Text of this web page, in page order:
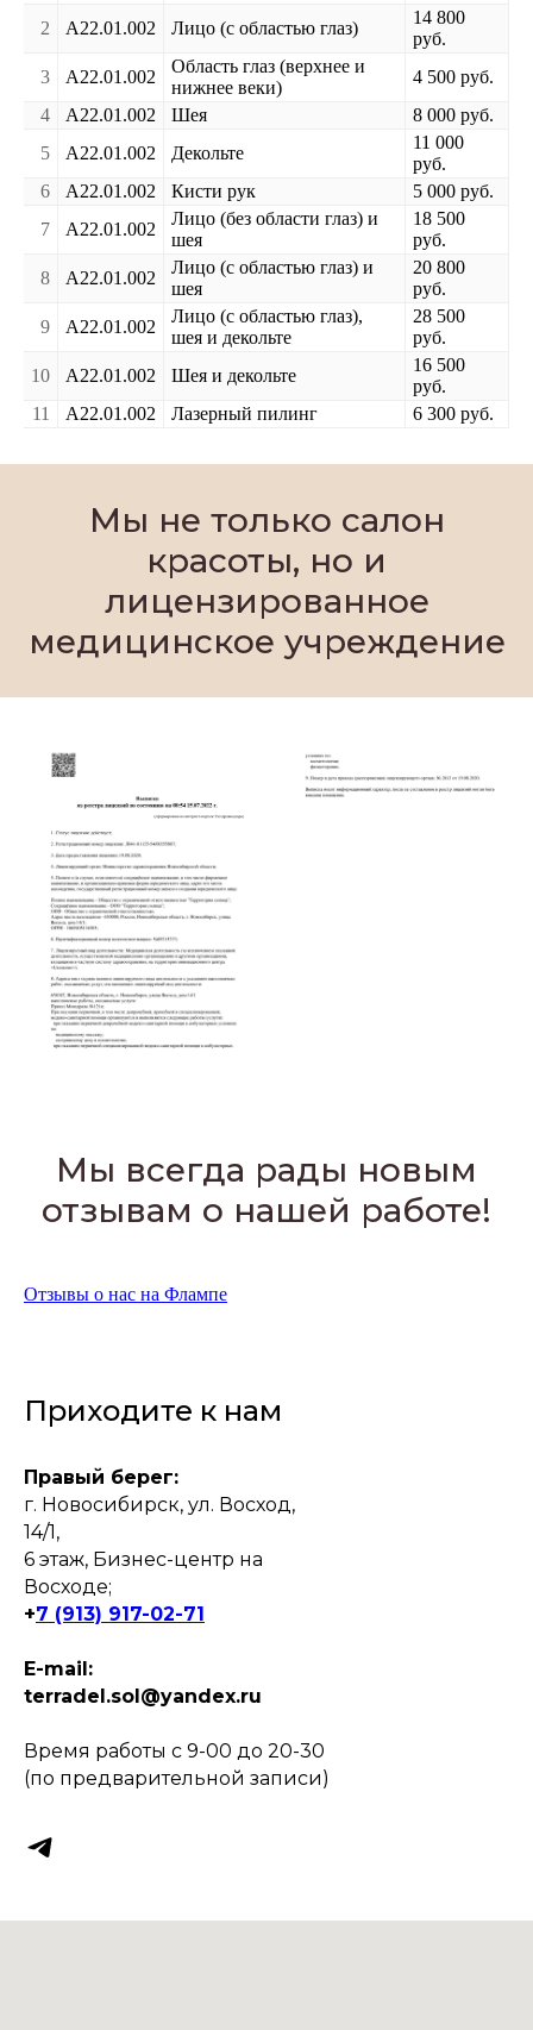
2
A22.01.002 Лицо (с областью глаз)
14 800
руб.
3
A22.01.002
Область глаз (верхнее и
нижнее веки)
4 500 руб.
4
A22.01.002 Шея
8 000 руб.
5
A22.01.002 Декольте
11 000
руб.
6
A22.01.002 Кисти рук
5 000 руб.
7
A22.01.002
Лицо (без области глаз) и
шея
18 500
руб.
8
A22.01.002
Лицо (с областью глаз) и
шея
20 800
руб.
9
A22.01.002
Лицо (с областью глаз),
шея и декольте
28 500
руб.
10
A22.01.002 Шея и декольте
16 500
руб.
11
A22.01.002 Лазерный пилинг 6 300 руб.
Мы не только салон
красоты, но и
лицензированное
медицинское учреждение
Мы всегда рады новым
отзывам о нашей работе!
Отзывы о нас на Флампе
Приходите к нам
Правый берег:
г. Новосибирск, ул. Восход,
14/1,
6 этаж, Бизнес-центр на
Восходе;
+7 (913) 917-02-71
E-mail:
terradel.sol@yandex.ru
Время работы с 9-00 до 20-30
(по предварительной записи)